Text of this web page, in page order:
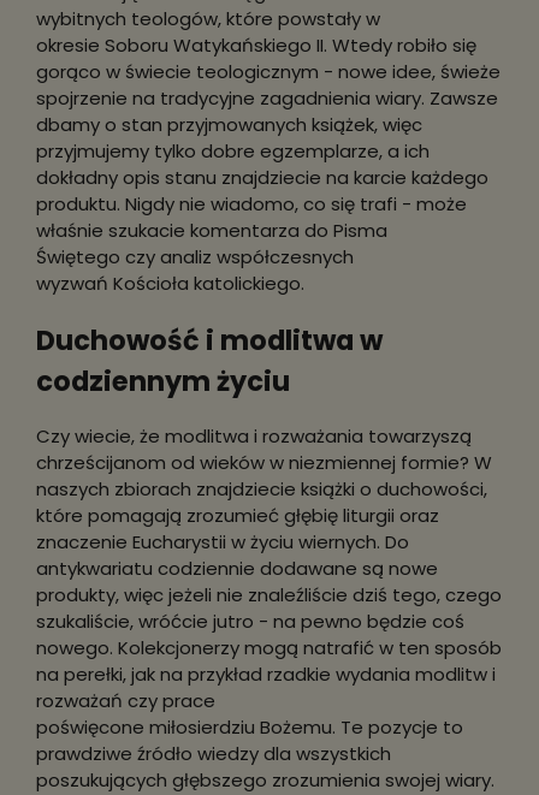
wybitnych teologów, które powstały w
okresie Soboru Watykańskiego II. Wtedy robiło się
gorąco w świecie teologicznym - nowe idee, świeże
spojrzenie na tradycyjne zagadnienia wiary. Zawsze
dbamy o stan przyjmowanych książek, więc
przyjmujemy tylko dobre egzemplarze, a ich
dokładny opis stanu znajdziecie na karcie każdego
produktu. Nigdy nie wiadomo, co się trafi - może
właśnie szukacie komentarza do Pisma
Świętego czy analiz współczesnych
wyzwań Kościoła katolickiego.
Duchowość i modlitwa w
codziennym życiu
Czy wiecie, że modlitwa i rozważania towarzyszą
chrześcijanom od wieków w niezmiennej formie? W
naszych zbiorach znajdziecie książki o duchowości,
które pomagają zrozumieć głębię liturgii oraz
znaczenie Eucharystii w życiu wiernych. Do
antykwariatu codziennie dodawane są nowe
produkty, więc jeżeli nie znaleźliście dziś tego, czego
szukaliście, wróćcie jutro - na pewno będzie coś
nowego. Kolekcjonerzy mogą natrafić w ten sposób
na perełki, jak na przykład rzadkie wydania modlitw i
rozważań czy prace
poświęcone miłosierdziu Bożemu. Te pozycje to
prawdziwe źródło wiedzy dla wszystkich
poszukujących głębszego zrozumienia swojej wiary.